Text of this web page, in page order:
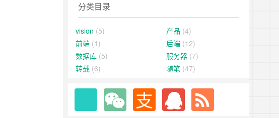
分类目录
vision (5) 产品 (4)
前端 (1) 后端 (12)
数据库 (5) 服务器 (7)
转载 (6) 随笔 (47)